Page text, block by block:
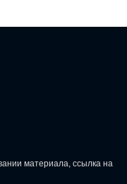
материала, ссылка на